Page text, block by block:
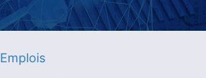
Emplois